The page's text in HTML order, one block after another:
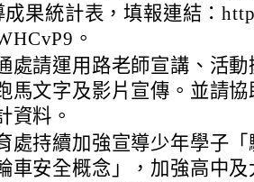
成果統計表，填報連結：
。
處請運用路老師宣講、活
馬文字及影片宣傳。並請
資料。
處持續加強宣導少年學子
車安全概念」，加強高中